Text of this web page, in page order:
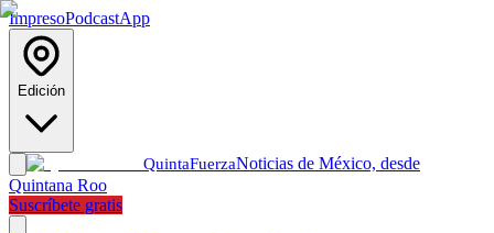
ImpresoPodcastApp
Edición
QuintaFuerzaNoticias de México, desde
Quintana Roo
Suscríbete gratis